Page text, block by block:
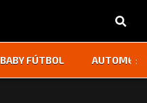
BABY FÚTBOL ‹ ›